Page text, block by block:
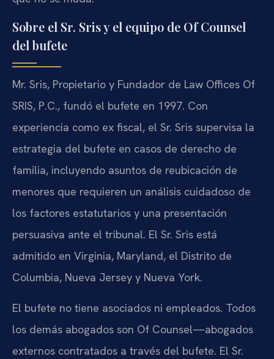
Sobre el Sr. Sris y el equipo de Of Counsel
del bufete
Mr. Sris, Propietario y Fundador de Law Offices Of
SRIS, P.C., fundó el bufete en 1997. Con
experiencia como ex fiscal, el Sr. Sris supervisa la
estrategia del bufete en casos de derecho de
familia, incluyendo asuntos de reubicación de
menores que requieren un análisis cuidadoso de
los factores estatutarios y una presentación
persuasiva ante el tribunal. El Sr. Sris está
admitido en Virginia, Maryland, el Distrito de
Columbia, Nueva Jersey y Nueva York.
El bufete no tiene asociados ni empleados. Todos
los demás abogados son Of Counsel—abogados
externos contratados a través del bufete. El Sr.